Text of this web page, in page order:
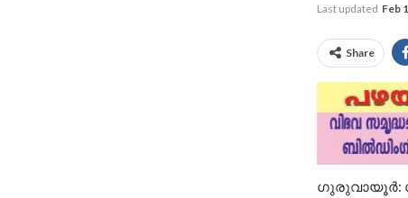
Last updated Feb
Share
ഗുരുവായൂര്‍: